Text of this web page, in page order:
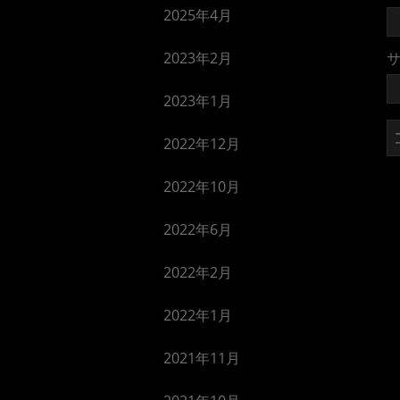
2025年4月
2023年2月
2023年1月
2022年12月
2022年10月
2022年6月
2022年2月
2022年1月
2021年11月